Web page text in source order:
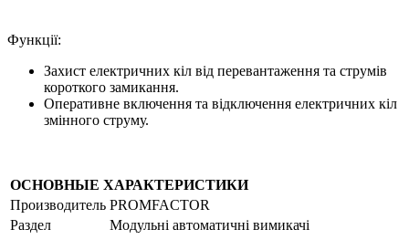
Функції:
Захист електричних кіл від перевантаження та струмів
короткого замикання.
Оперативне включення та відключення електричних кіл
змінного струму.
ОСНОВНЫЕ ХАРАКТЕРИСТИКИ
Производитель PROMFACTOR
Раздел
Модульні автоматичні вимикачі